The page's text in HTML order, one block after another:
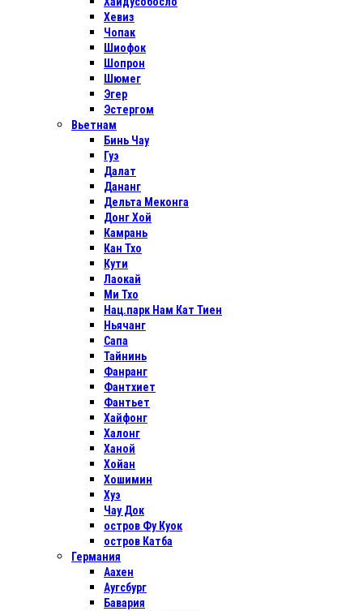
Хевиз
Чопак
Шиофок
Шопрон
Шюмег
Эгер
Эстергом
Вьетнам
Бинь Чау
Гуэ
Далат
Дананг
Дельта Меконга
Донг Хой
Камрань
Кан Тхо
Кути
Лаокай
Ми Тхо
Нац.парк Нам Кат Тиен
Ньячанг
Сапа
Тайнинь
Фанранг
Фантхиет
Фантьет
Хайфонг
Халонг
Ханой
Хойан
Хошимин
Хуэ
Чау Док
остров Фу Куок
остров Катба
Германия
Аахен
Аугсбург
Бавария